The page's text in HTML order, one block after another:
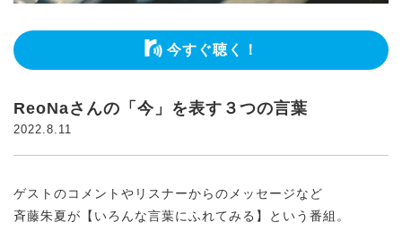
今すぐ聴く！
ReoNaさんの「今」を表す３つの言葉
2022.8.11
ゲストのコメントやリスナーからのメッセージなど
斉藤朱夏が【いろんな言葉にふれてみる】という番組。